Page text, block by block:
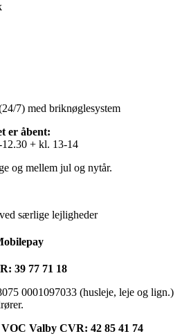
7) med briknøglesystem
er åbent:
+ kl. 13-14
og mellem jul og nytår.
særlige lejligheder
39 77 71 18
0001097033 (husleje, leje og lign.)
Valby CVR: 42 85 41 74